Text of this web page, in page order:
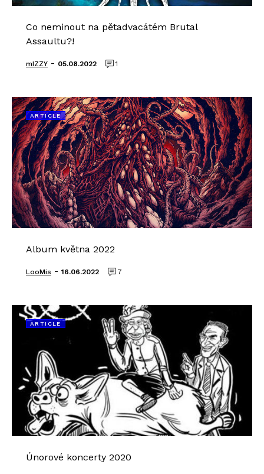
Co neminout na pětadvacátém Brutal
Assaultu?!
mIZZY - 05.08.2022 1
ARTICLE
Album května 2022
LooMis - 16.06.2022 7
ARTICLE
Únorové koncerty 2020